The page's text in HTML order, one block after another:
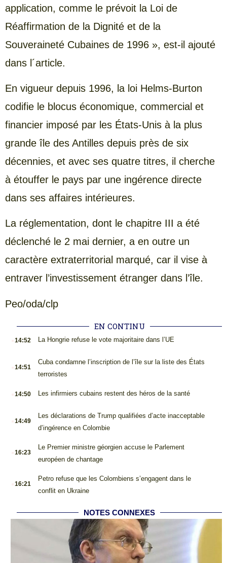
application, comme le prévoit la Loi de
Réaffirmation de la Dignité et de la
Souveraineté Cubaines de 1996 », est-il ajouté
dans l´article.
En vigueur depuis 1996, la loi Helms-Burton
codifie le blocus économique, commercial et
financier imposé par les États-Unis à la plus
grande île des Antilles depuis près de six
décennies, et avec ses quatre titres, il cherche
à étouffer le pays par une ingérence directe
dans ses affaires intérieures.
La réglementation, dont le chapitre III a été
déclenché le 2 mai dernier, a en outre un
caractère extraterritorial marqué, car il vise à
entraver l’investissement étranger dans l’île.
Peo/oda/clp
EN CONTINU
14:52 La Hongrie refuse le vote majoritaire dans l’UE
14:51
Cuba condamne l’inscription de l’île sur la liste des États
terroristes
14:50 Les infirmiers cubains restent des héros de la santé
14:49
Les déclarations de Trump qualifiées d’acte inacceptable
d’ingérence en Colombie
16:23
Le Premier ministre géorgien accuse le Parlement
européen de chantage
16:21
Petro refuse que les Colombiens s’engagent dans le
conflit en Ukraine
NOTES CONNEXES